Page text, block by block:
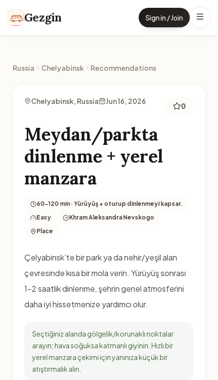
Gezgin Sign in / Join
Russia Chelyabinsk Recommendations
Chelyabinsk, Russia Jun 16, 2026
0
Meydan/parkta
dinlenme + yerel
manzara
60-120 min · Yürüyüş + oturup dinlenmeyi kapsar.
Easy
Khram Aleksandra Nevskogo
Place
Çelyabinsk’te bir park ya da nehir/yeşil alan
çevresinde kısa bir mola verin. Yürüyüş sonrası
1–2 saatlik dinlenme, şehrin genel atmosferini
daha iyi hissetmenize yardımcı olur.
Seçtiğiniz alanda gölgelik/korunaklı noktalar
arayın; hava soğuksa katmanlı giyinin. Hızlı bir
yerel manzara çekimi için yanınıza küçük bir
atıştırmalık alın.